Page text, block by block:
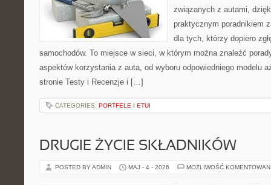
związanych z autami,
praktycznym poradnikiem
dla tych, którzy dopiero
samochodów. To miejsce w sieci, w którym można znaleźć
aspektów korzystania z auta, od wyboru odpowiedniego modelu
stronie Testy i Recenzje i […]
CATEGORIES: PORTFELE I ETUI
DRUGIE ŻYCIE SKŁADNIKÓW
POSTED BY ADMIN MAJ - 4 - 2026 MOŻLIWOŚĆ